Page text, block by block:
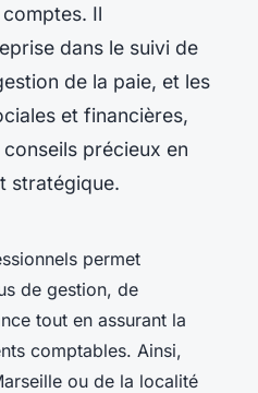
Il
dans le suivi de
de la paie, et les
et financières,
précieux en
stratégique.
permet
de gestion, de
tout en assurant la
comptables. Ainsi,
ou de la localité